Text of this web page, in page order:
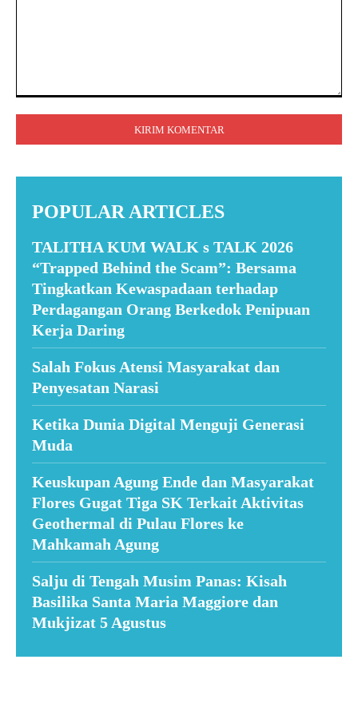
POPULAR ARTICLES
TALITHA KUM WALK s TALK 2026
“Trapped Behind the Scam”: Bersama
Tingkatkan Kewaspadaan terhadap
Perdagangan Orang Berkedok Penipuan
Kerja Daring
Salah Fokus Atensi Masyarakat dan
Penyesatan Narasi
Ketika Dunia Digital Menguji Generasi
Muda
Keuskupan Agung Ende dan Masyarakat
Flores Gugat Tiga SK Terkait Aktivitas
Geothermal di Pulau Flores ke
Mahkamah Agung
Salju di Tengah Musim Panas: Kisah
Basilika Santa Maria Maggiore dan
Mukjizat 5 Agustus